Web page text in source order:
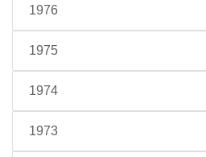
1976
1975
1974
1973